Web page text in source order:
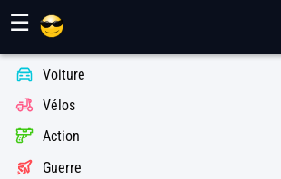
☰
Voiture
Vélos
Action
Guerre